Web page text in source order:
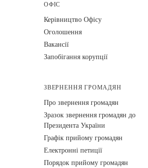
ОФІС
Керівництво Офісу
Оголошення
Вакансії
Запобігання корупції
ЗВЕРНЕННЯ ГРОМАДЯН
Про звернення громадян
Зразок звернення громадян до
Президента України
Графік прийому громадян
Електронні петиції
Порядок прийому громадян